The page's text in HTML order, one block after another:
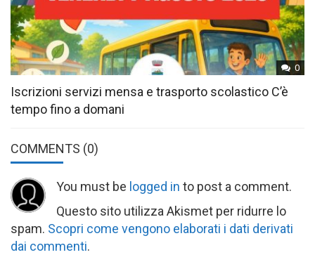
0
Iscrizioni servizi mensa e trasporto scolastico C’è
tempo fino a domani
COMMENTS (0)
You must be logged in to post a comment.
Questo sito utilizza Akismet per ridurre lo
spam. Scopri come vengono elaborati i dati derivati
dai commenti.